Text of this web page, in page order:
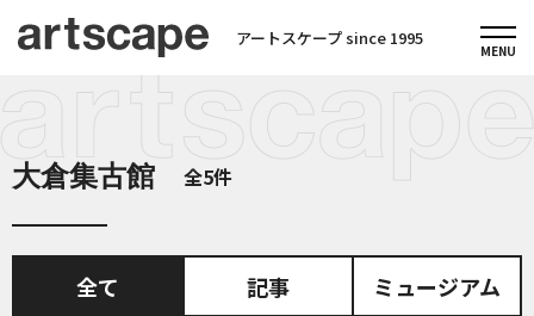
アートスケープ since 1995
大倉集古館 全5件
全て 記事
ミュージアム